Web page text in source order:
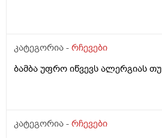
კატეგორია - რჩევები
ბამბა უფრო იწვევს ალერგიას
კატეგორია - რჩევები